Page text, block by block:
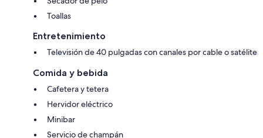
Toallas
Entretenimiento
Televisión de 40 pulgadas con canales por cable o satélite
Comida y bebida
Cafetera y tetera
Hervidor eléctrico
Minibar
Servicio de champán